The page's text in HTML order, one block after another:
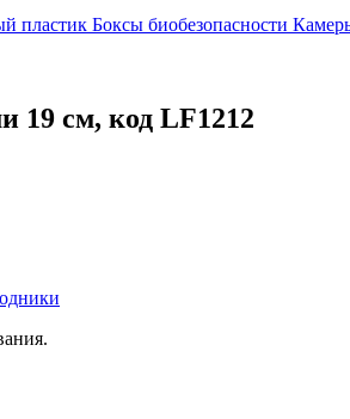
пластик Боксы биобезопасности
19 см, код LF1212